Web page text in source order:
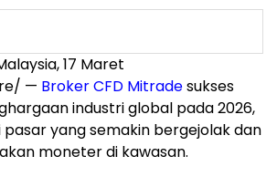
17 Maret
— Broker CFD Mitradesukses
industri global pada 2026,
pasar yang semakin bergejolak dan
moneter di kawasan.